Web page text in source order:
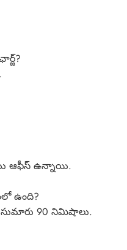
ఆఫీస్ ఉన్నాయి.
ఉంది?
90 నిమిషాలు.